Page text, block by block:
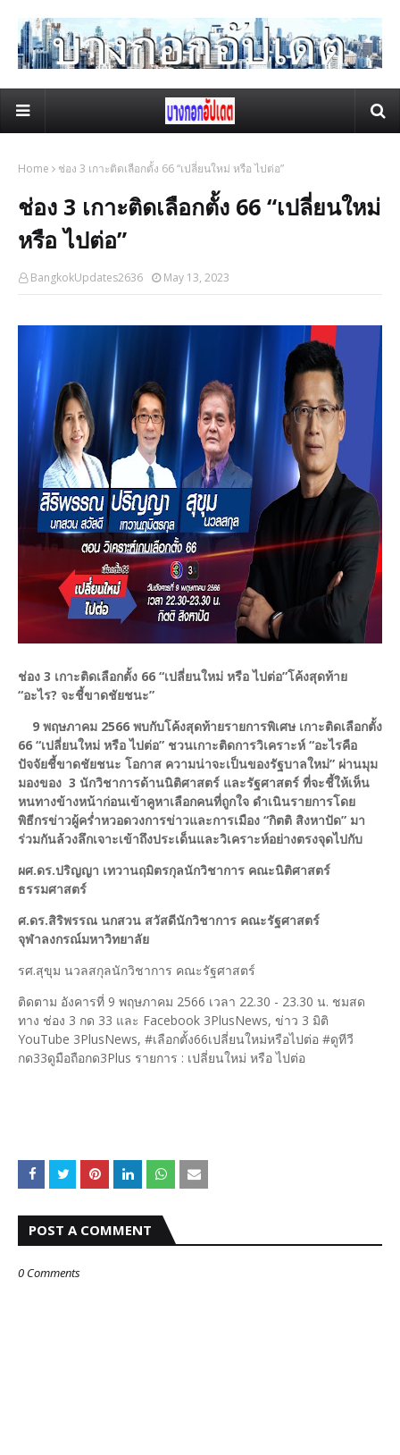
Home ช่อง 3 เกาะติดเลือกตั้ง 66 “เปลี่ยนใหม่ หรือ ไปต่อ”
ช่อง 3 เกาะติดเลือกตั้ง 66 “เปลี่ยนใหม่
หรือ ไปต่อ”
BangkokUpdates2636 May 13, 2023
ช่อง 3 เกาะติดเลือกตั้ง 66 “เปลี่ยนใหม่ หรือ ไปต่อ”โค้งสุดท้าย
“อะไร? จะชี้ขาดชัยชนะ”
9 พฤษภาคม 2566 พบกับโค้งสุดท้ายรายการพิเศษ เกาะติดเลือกตั้ง
66 “เปลี่ยนใหม่ หรือ ไปต่อ” ชวนเกาะติดการวิเคราะห์ “อะไรคือ
ปัจจัยชี้ขาดชัยชนะ โอกาส ความน่าจะเป็นของรัฐบาลใหม่” ผ่านมุม
มองของ 3 นักวิชาการด้านนิติศาสตร์ และรัฐศาสตร์ ที่จะชี้ให้เห็น
หนทางข้างหน้าก่อนเข้าคูหาเลือกคนที่ถูกใจ ดำเนินรายการโดย
พิธีกรข่าวผู้คร่ำหวอดวงการข่าวและการเมือง “กิตติ สิงหาปัด” มา
ร่วมกันล้วงลึกเจาะเข้าถึงประเด็นและวิเคราะห์อย่างตรงจุดไปกับ
ผศ.ดร.ปริญญา เทวานฤมิตรกุล​​นักวิชาการ คณะนิติศาสตร์
ธรรมศาสตร์
ศ.ดร.สิริพรรณ นกสวน สวัสดี​​นักวิชาการ คณะรัฐศาสตร์
จุฬาลงกรณ์มหาวิทยาลัย
รศ.สุขุม นวลสกุล​​​นักวิชาการ คณะรัฐศาสตร์
ติดตาม อังคารที่ 9 พฤษภาคม 2566 เวลา 22.30 - 23.30 น. ชมสด
ทาง ช่อง 3 กด 33 และ Facebook 3PlusNews, ข่าว 3 มิติ
YouTube 3PlusNews, #เลือกตั้ง66เปลี่ยนใหม่หรือไปต่อ #ดูทีวี
กด33ดูมือถือกด3Plus รายการ : เปลี่ยนใหม่ หรือ ไปต่อ
POST A COMMENT
0 Comments